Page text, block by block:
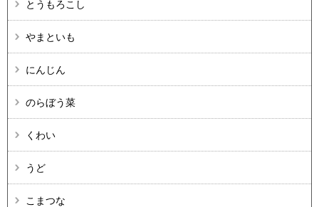
とうもろこし
やまといも
にんじん
のらぼう菜
くわい
うど
こまつな